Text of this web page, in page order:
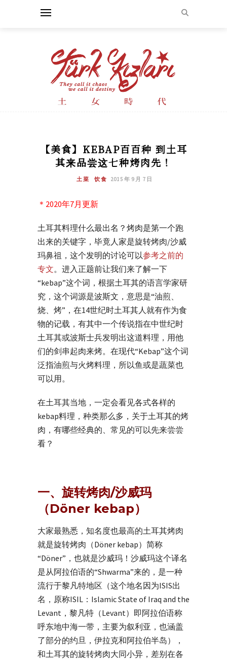
【美食】KEBAP百百种 到土耳
其来品尝这七种烤肉先！
土菜 饮食 2015 年 9 月 7 日
＊2020年7月更新
土耳其料理什么最出名？烤肉是第一个跑
出来的关键字，毕竟人家是旋转烤肉/沙威
玛鼻祖，这个发明的讨论可以参考之前的
专文。进入正题前让我们来了解一下
“kebap”这个词，根据土耳其的语言学家研
究，这个词源是波斯文，意思是“油煎、
烧、烤”，在14世纪时土耳其人就有作为食
物的记载，有其中一个传说指在中世纪时
土耳其或波斯士兵发明出这道料理，用他
们的剑串起肉来烤。在现代“Kebap”这个词
泛指油煎与火烤料理，所以鱼或是蔬菜也
可以用。
在土耳其当地，一定会看见各式各样的
kebap料理，种类那么多，关于土耳其的烤
肉，有哪些经典的、常见的可以先来尝尝
看？
一、旋转烤肉/沙威玛
（Döner kebap）
大家最熟悉，知名度也最高的土耳其烤肉
就是旋转烤肉（Döner kebap）简称
“Döner”，也就是沙威玛！沙威玛这个译名
是从阿拉伯语的“Shwarma”来的，是一种
流行于黎凡特地区（这个地名因为ISIS出
名，原称ISIL：Islamic State of Iraq and the
Levant，黎凡特（Levant）即阿拉伯语称
呼东地中海一带，主要为叙利亚，也涵盖
了部分的约旦，伊拉克和阿拉伯半岛），
和土耳其的旋转烤肉大同小异，差别在各